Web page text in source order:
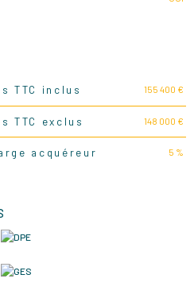
TTC inclus 155 400 €
TTC exclus 148 000 €
acquéreur 5 %